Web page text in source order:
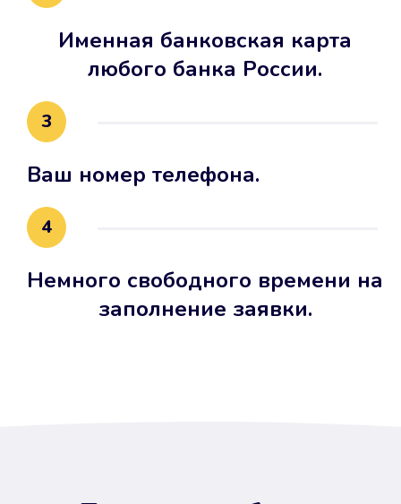
Именная банковская карта
любого банка России.
3
Ваш номер телефона.
4
Немного свободного времени на
заполнение заявки.